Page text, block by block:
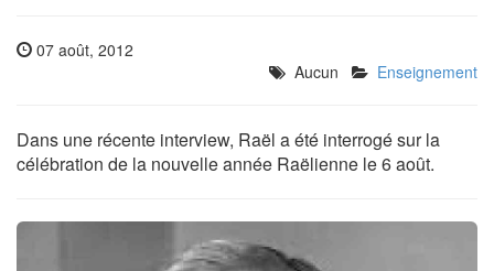
07 août, 2012
Aucun
Enseignement
Dans une récente interview, Raël a été interrogé sur la
célébration de la nouvelle année Raëlienne le 6 août.